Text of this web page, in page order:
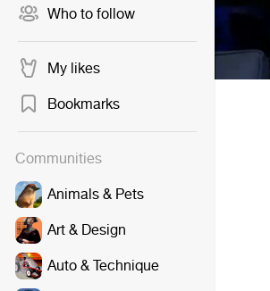
Who to follow
My likes
Bookmarks
Communities
Animals & Pets
Art & Design
Auto & Technique